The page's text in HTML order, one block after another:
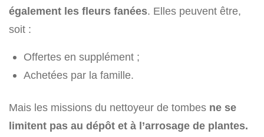
également les fleurs fanées. Elles peuvent être,
soit :
Offertes en supplément ;
Achetées par la famille.
Mais les missions du nettoyeur de tombes ne se
limitent pas au dépôt et à l’arrosage de plantes.